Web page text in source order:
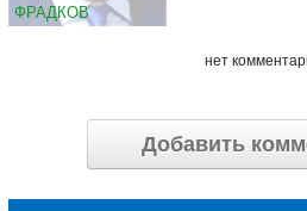
ФРАДКОВ
нет
Добавить